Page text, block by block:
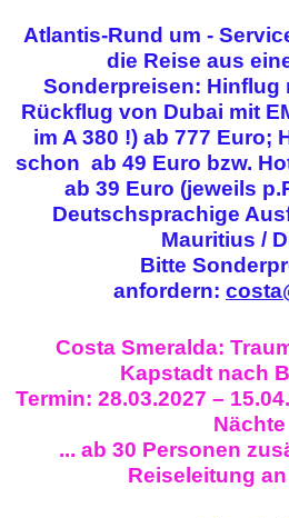
Atlantis-Rund um -
die Reise aus
Sonderpreisen: Hinflug
Rückflug von Dubai mit
im A 380 !) ab 777 Euro;
schon ab 49 Euro bzw.
ab 39 Euro (jeweils
Deutschsprachige
Mauritius /
Bitte
anfordern:
Costa Smeralda:
Kapstadt nach
Termin: 28.03.2027 –
Nächte
... ab 30 Personen
Reiseleitung